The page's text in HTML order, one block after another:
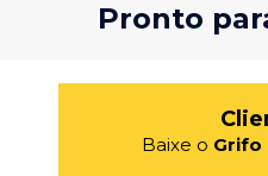
Pronto
Baixe o Grifo